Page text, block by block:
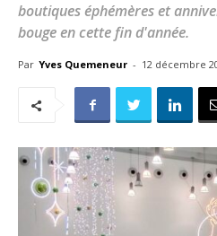
boutiques éphémères et
bouge en cette fin d'année.
Par Yves Quemeneur - 12 décembre